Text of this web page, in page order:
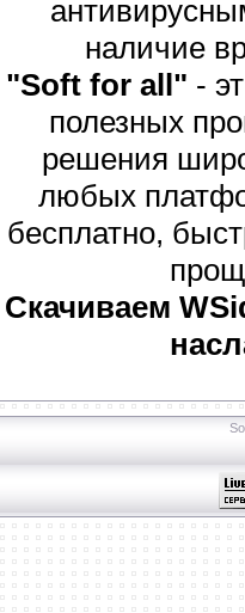
наличие
"Soft for all" -
полезных
решения
любых
бесплатно,
Скачиваем